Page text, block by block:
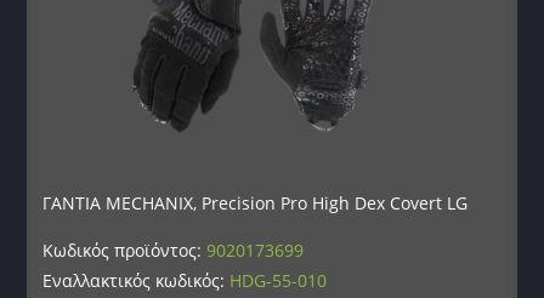
ΓΑΝΤΙΑ MECHANIX, Precision Pro High Dex Covert LG
Κωδικός προϊόντος:9020173699
Εναλλακτικός κωδικός: HDG-55-010